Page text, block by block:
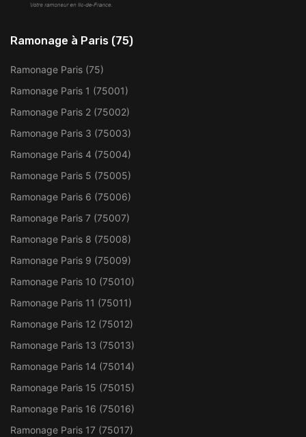
Ramonage à Paris (75)
Ramonage Paris (75)
Ramonage Paris 1 (75001)
Ramonage Paris 2 (75002)
Ramonage Paris 3 (75003)
Ramonage Paris 4 (75004)
Ramonage Paris 5 (75005)
Ramonage Paris 6 (75006)
Ramonage Paris 7 (75007)
Ramonage Paris 8 (75008)
Ramonage Paris 9 (75009)
Ramonage Paris 10 (75010)
Ramonage Paris 11 (75011)
Ramonage Paris 12 (75012)
Ramonage Paris 13 (75013)
Ramonage Paris 14 (75014)
Ramonage Paris 15 (75015)
Ramonage Paris 16 (75016)
Ramonage Paris 17 (75017)